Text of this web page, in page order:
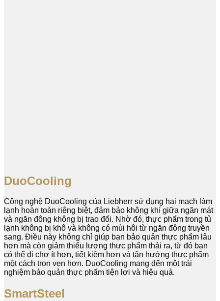
DuoCooling
Công nghệ DuoCooling của Liebherr sử dụng hai mạch làm
lạnh hoàn toàn riêng biệt, đảm bảo không khí giữa ngăn mát
và ngăn đông không bị trao đổi. Nhờ đó, thực phẩm trong tủ
lạnh không bị khô và không có mùi hôi từ ngăn đông truyền
sang. Điều này không chỉ giúp bạn bảo quản thực phẩm lâu
hơn mà còn giảm thiểu lượng thực phẩm thải ra, từ đó bạn
có thể đi chợ ít hơn, tiết kiệm hơn và tận hưởng thực phẩm
một cách trọn vẹn hơn. DuoCooling mang đến một trải
nghiệm bảo quản thực phẩm tiện lợi và hiệu quả.
SmartSteel